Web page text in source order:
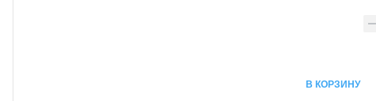
В КОРЗИНУ